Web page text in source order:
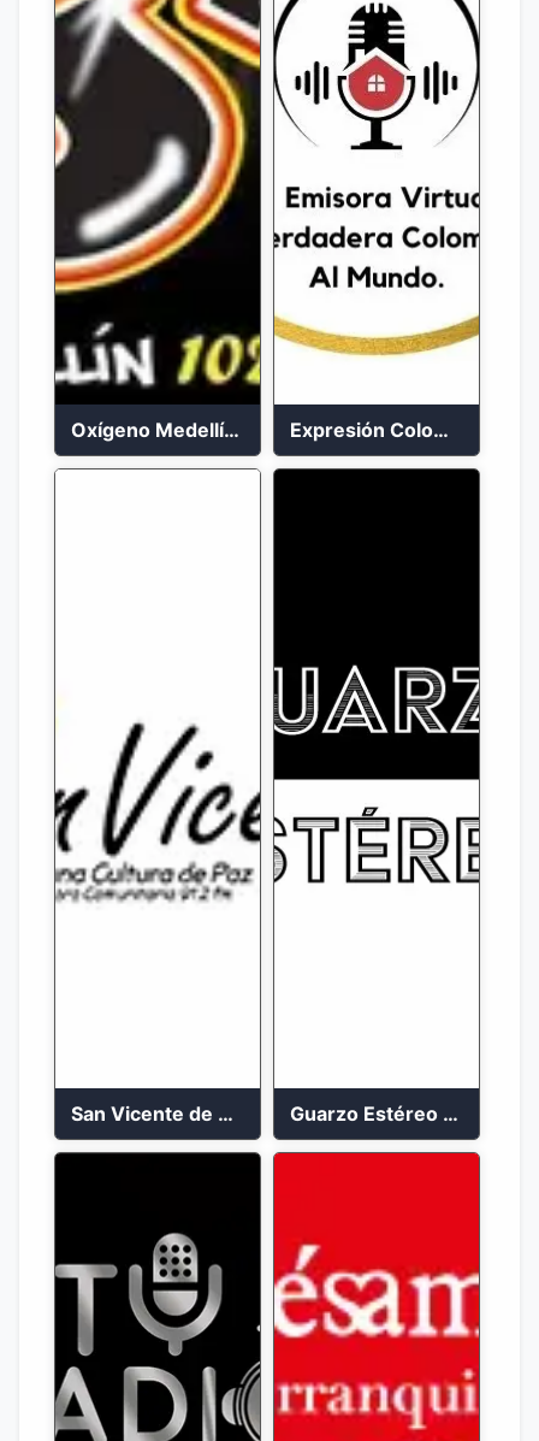
Oxígeno Medellín 90.9 FM en vivo Expresión Colombia Radio en vivo 24/7
San Vicente de Chucuri 91.2 FM Guarzo Estéreo 24/7